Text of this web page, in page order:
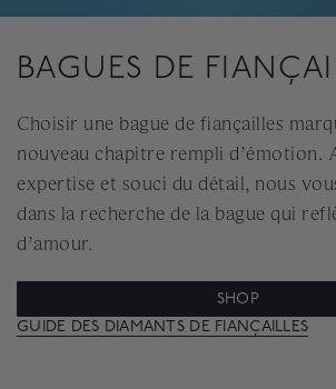
BAGUES DE
Choisir une bague de fiançailles
nouveau chapitre rempli d’émotion.
expertise et souci du détail, nous
dans la recherche de la bague qui
d’amour.
SHOP
GUIDE DES DIAMANTS DE FIANÇAILLES